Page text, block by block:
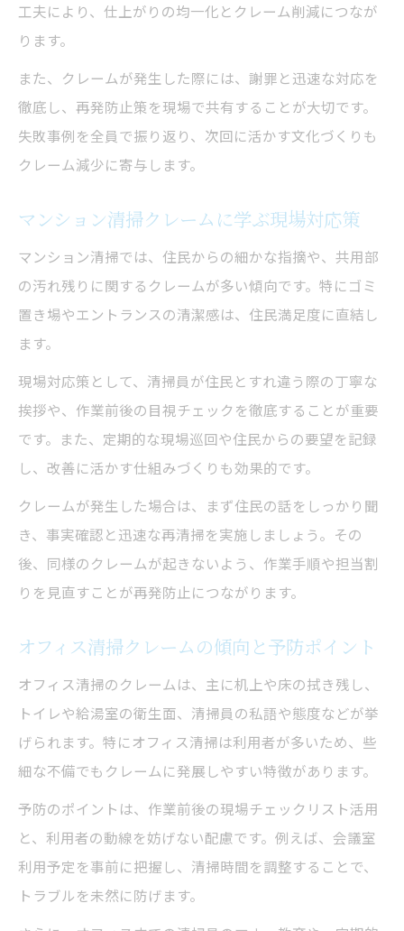
現場で活きる清掃クレーム対応の会話例集
清掃員の臭い対策と印象アップの工夫
現場評価を上げる清掃クレーム対応の極意
クレーム再発防止に効く清掃業務の標準化
清掃クレームを減らすための実践的工夫集
現場全体で取り組む清掃クレーム対策の重
要性
工夫により、仕上がりの均一化とクレーム削減につなが
ります。
また、クレームが発生した際には、謝罪と迅速な対応を
徹底し、再発防止策を現場で共有することが大切です。
失敗事例を全員で振り返り、次回に活かす文化づくりも
クレーム減少に寄与します。
マンション清掃クレームに学ぶ現場対応策
マンション清掃では、住民からの細かな指摘や、共用部
の汚れ残りに関するクレームが多い傾向です。特にゴミ
置き場やエントランスの清潔感は、住民満足度に直結し
ます。
現場対応策として、清掃員が住民とすれ違う際の丁寧な
挨拶や、作業前後の目視チェックを徹底することが重要
です。また、定期的な現場巡回や住民からの要望を記録
し、改善に活かす仕組みづくりも効果的です。
クレームが発生した場合は、まず住民の話をしっかり聞
き、事実確認と迅速な再清掃を実施しましょう。その
後、同様のクレームが起きないよう、作業手順や担当割
りを見直すことが再発防止につながります。
オフィス清掃クレームの傾向と予防ポイント
オフィス清掃のクレームは、主に机上や床の拭き残し、
トイレや給湯室の衛生面、清掃員の私語や態度などが挙
げられます。特にオフィス清掃は利用者が多いため、些
細な不備でもクレームに発展しやすい特徴があります。
予防のポイントは、作業前後の現場チェックリスト活用
と、利用者の動線を妨げない配慮です。例えば、会議室
利用予定を事前に把握し、清掃時間を調整することで、
トラブルを未然に防げます。